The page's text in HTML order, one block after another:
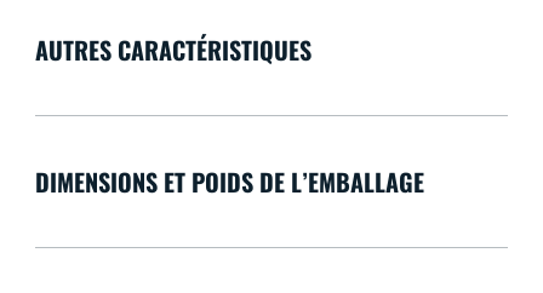
AUTRES CARACTÉRISTIQUES
DIMENSIONS ET POIDS DE L’EMBALLAGE